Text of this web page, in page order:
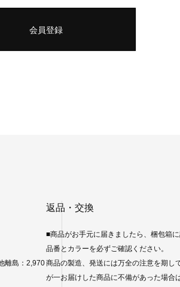
会員登録
離島：2,970
返品・交換
■商品がお手元に届きましたら、梱包箱
品番とカラーを必ずご確認ください。
商品の製造、発送には万全の注意を期し
が一お届けした商品に不備があった場合